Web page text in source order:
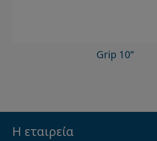
Grip 10”
Η εταιρεία